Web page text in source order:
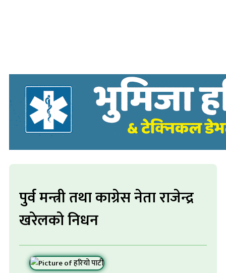
पुर्व मन्त्री तथा काग्रेस नेता राजेन्द्र
खरेलको निधन